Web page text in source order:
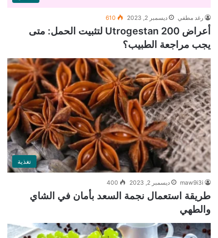
رغد مطفي ديسمبر 2, 2023 610
أعراض Utrogestan 200 لتثبيت الحمل: متى
يجب مراجعة الطبيب؟
تغذية
maw9i3i ديسمبر 2, 2023 400
طريقة استعمال نجمة السعد بأمان في الشاي
والطهي